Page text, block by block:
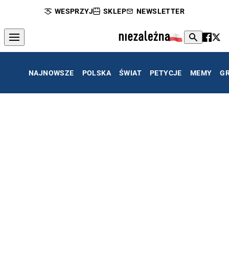
WESPRZYJ SKLEP NEWSLETTER
NAJNOWSZE POLSKA ŚWIAT PETYCJE MEMY